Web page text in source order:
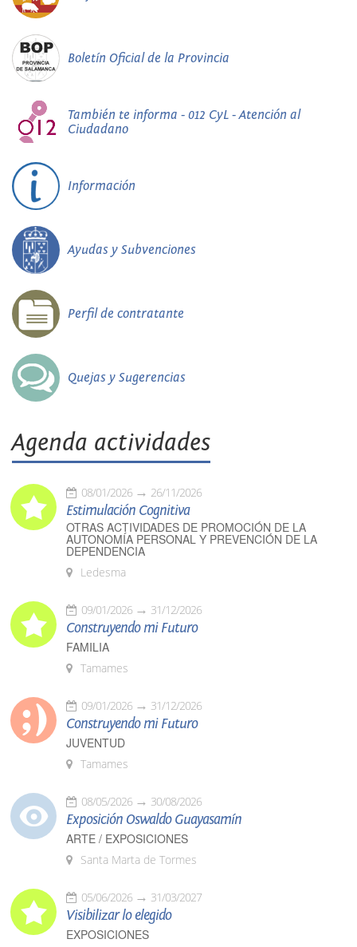
Boletín Oficial de la Provincia
También te informa - 012 CyL - Atención al
Ciudadano
Información
Ayudas y Subvenciones
Perfil de contratante
Quejas y Sugerencias
Agenda actividades
08/01/2026 26/11/2026
Estimulación Cognitiva
OTRAS ACTIVIDADES DE PROMOCIÓN DE LA
AUTONOMÍA PERSONAL Y PREVENCIÓN DE LA
DEPENDENCIA
Ledesma
09/01/2026 31/12/2026
Construyendo mi Futuro
FAMILIA
Tamames
09/01/2026 31/12/2026
Construyendo mi Futuro
JUVENTUD
Tamames
08/05/2026 30/08/2026
Exposición Oswaldo Guayasamín
ARTE / EXPOSICIONES
Santa Marta de Tormes
05/06/2026 31/03/2027
Visibilizar lo elegido
EXPOSICIONES